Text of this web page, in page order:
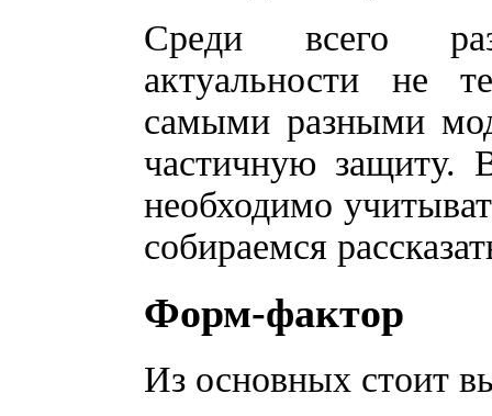
Среди всего
актуальности не
самыми разными
частичную защиту.
необходимо
собираемся
Форм-фактор
Из основных стоит